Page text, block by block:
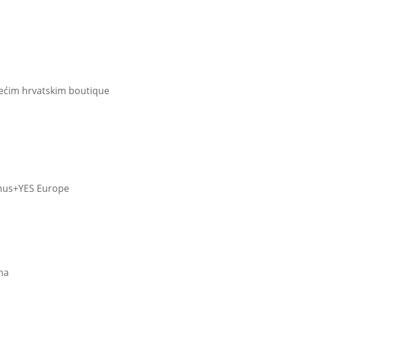
hrvatskim boutique
Europe